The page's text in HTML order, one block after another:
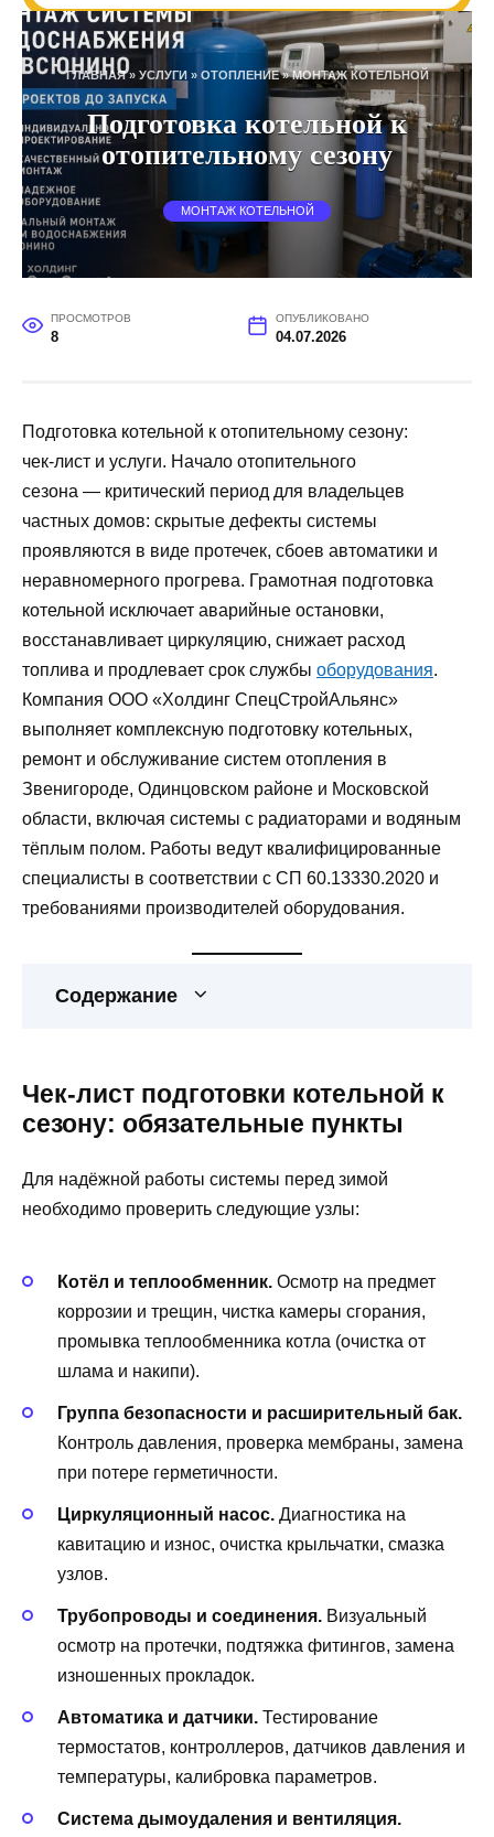
ГЛАВНАЯ» УСЛУГИ» ОТОПЛЕНИЕ»МОНТАЖ КОТЕЛЬНОЙ
Подготовка котельной к
отопительному сезону
МОНТАЖ КОТЕЛЬНОЙ
ПРОСМОТРОВ
8
ОПУБЛИКОВАНО
04.07.2026
Подготовка котельной к отопительному сезону:
чек‑лист и услуги. Начало отопительного
сезона — критический период для владельцев
частных домов: скрытые дефекты системы
проявляются в виде протечек, сбоев автоматики и
неравномерного прогрева. Грамотная подготовка
котельной исключает аварийные остановки,
восстанавливает циркуляцию, снижает расход
топлива и продлевает срок службы оборудования.
Компания ООО «Холдинг СпецСтройАльянс»
выполняет комплексную подготовку котельных,
ремонт и обслуживание систем отопления в
Звенигороде, Одинцовском районе и Московской
области, включая системы с радиаторами и водяным
тёплым полом. Работы ведут квалифицированные
специалисты в соответствии с СП 60.13330.2020 и
требованиями производителей оборудования.
Содержание
Чек‑лист подготовки котельной к
сезону: обязательные пункты
Для надёжной работы системы перед зимой
необходимо проверить следующие узлы:
Котёл и теплообменник. Осмотр на предмет
коррозии и трещин, чистка камеры сгорания,
промывка теплообменника котла (очистка от
шлама и накипи).
Группа безопасности и расширительный бак.
Контроль давления, проверка мембраны, замена
при потере герметичности.
Циркуляционный насос. Диагностика на
кавитацию и износ, очистка крыльчатки, смазка
узлов.
Трубопроводы и соединения. Визуальный
осмотр на протечки, подтяжка фитингов, замена
изношенных прокладок.
Автоматика и датчики. Тестирование
термостатов, контроллеров, датчиков давления и
температуры, калибровка параметров.
Система дымоудаления и вентиляция.